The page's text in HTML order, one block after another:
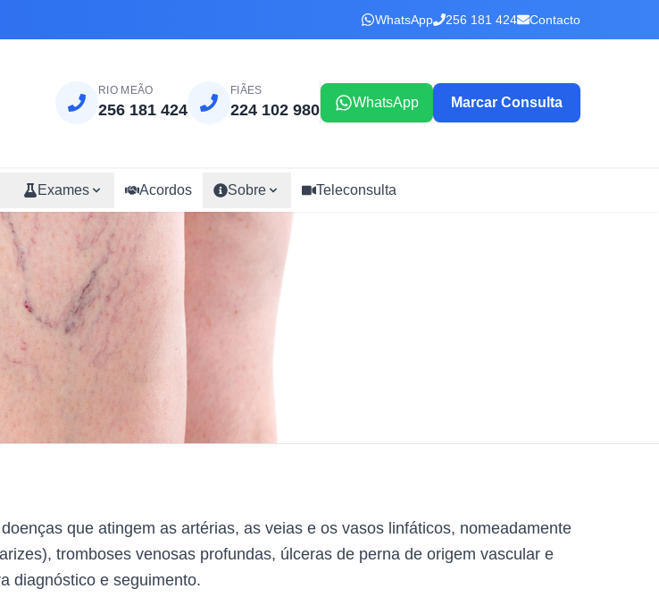
WhatsApp 256 181 424 Contacto
RIO MEÃO
256 181 424
FIÃES
224 102 980 WhatsApp Marcar Consulta
Exames Acordos Sobre Teleconsulta
que atingem as artérias, as veias e os vasos linfáticos, nomeadamente
tromboses venosas profundas, úlceras de perna de origem vascular e
diagnóstico e seguimento.